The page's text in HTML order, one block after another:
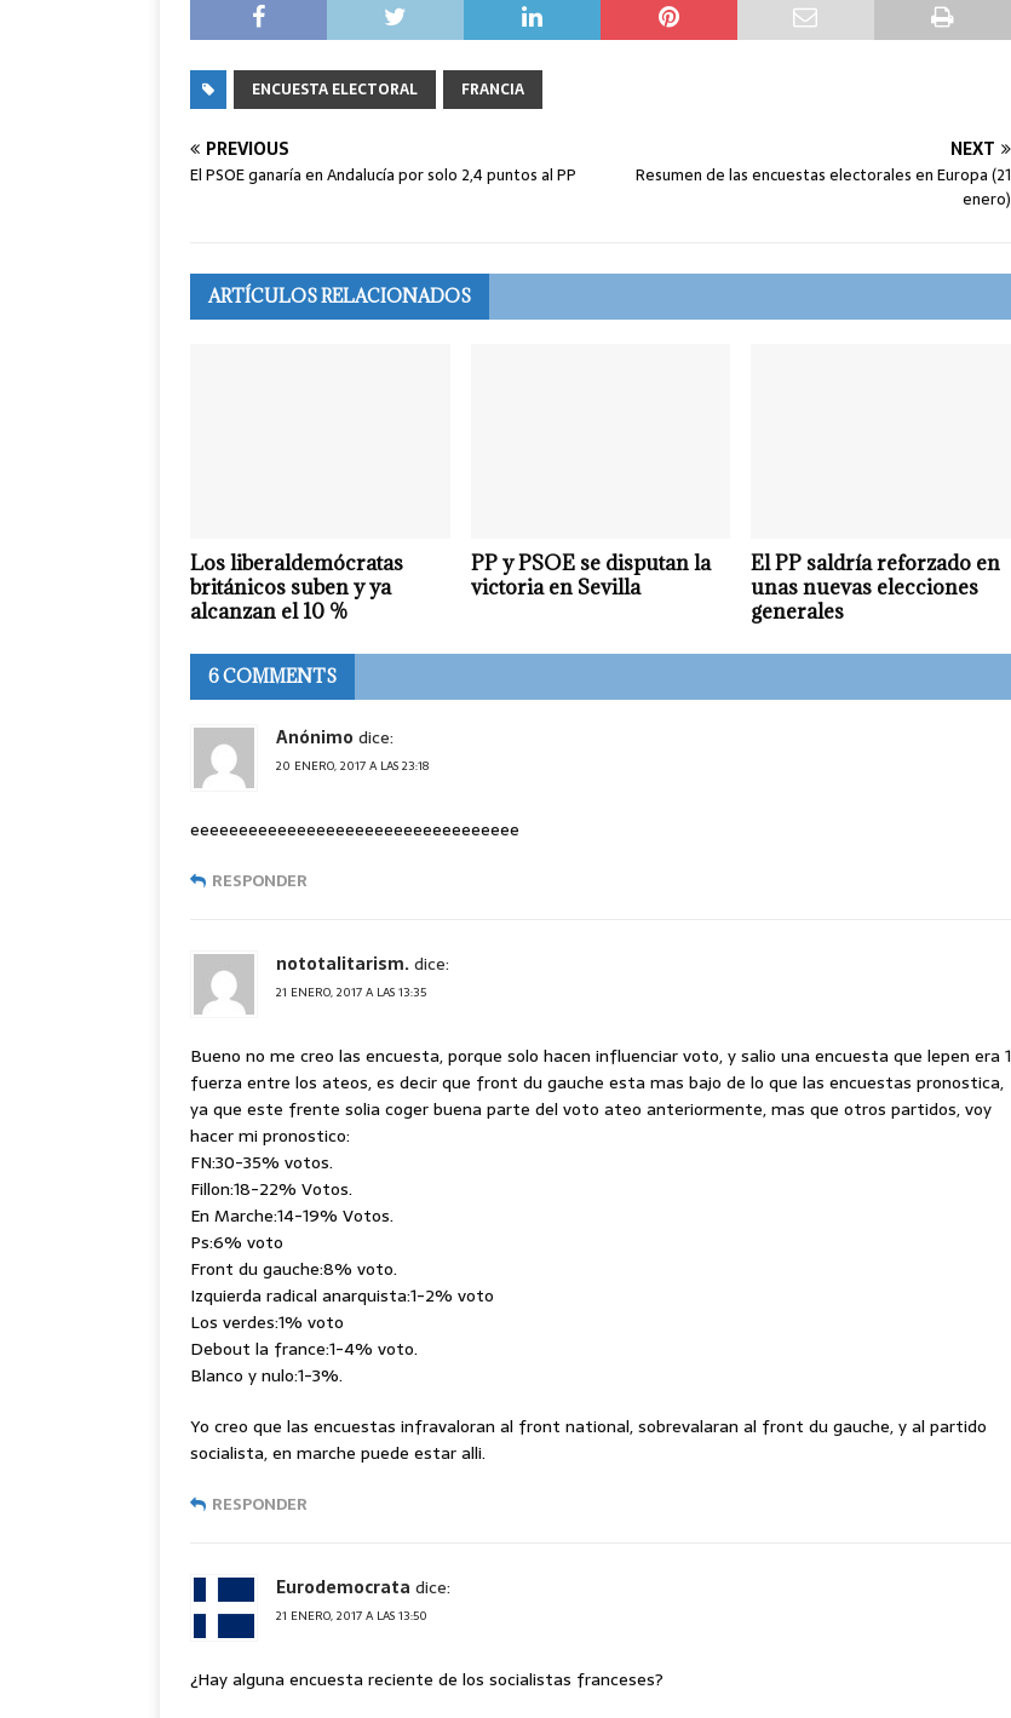
ENCUESTA ELECTORAL FRANCIA
PREVIOUS
El PSOE ganaría en Andalucía por solo 2,4 puntos al PP
NEXT
Resumen de las encuestas electorales en Europa (21
enero)
ARTÍCULOS RELACIONADOS
Los liberaldemócratas
británicos suben y ya
alcanzan el 10 %
PP y PSOE se disputan la
victoria en Sevilla
El PP saldría reforzado en
unas nuevas elecciones
generales
6 COMMENTS
Anónimo dice:
20 ENERO, 2017 A LAS 23:18
eeeeeeeeeeeeeeeeeeeeeeeeeeeeeeeeee
RESPONDER
nototalitarism.dice:
21 ENERO, 2017 A LAS 13:35
Bueno no me creo las encuesta, porque solo hacen influenciar voto, y salio una encuesta que lepen era 1
fuerza entre los ateos, es decir que front du gauche esta mas bajo de lo que las encuestas pronostica,
ya que este frente solia coger buena parte del voto ateo anteriormente, mas que otros partidos, voy
hacer mi pronostico:
FN:30-35% votos.
Fillon:18-22% Votos.
En Marche:14-19% Votos.
Ps:6% voto
Front du gauche:8% voto.
Izquierda radical anarquista:1-2% voto
Los verdes:1% voto
Debout la france:1-4% voto.
Blanco y nulo:1-3%.
Yo creo que las encuestas infravaloran al front national, sobrevalaran al front du gauche, y al partido
socialista, en marche puede estar alli.
RESPONDER
Eurodemocrata dice:
21 ENERO, 2017 A LAS 13:50
¿Hay alguna encuesta reciente de los socialistas franceses?